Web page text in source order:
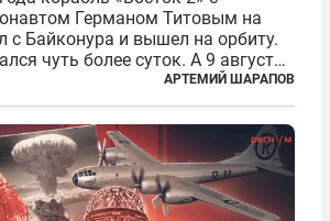
Германом Титовым на
с Байконура и вышел на орбиту.
чуть более суток. А 9 августа
в космосе получил звезду Героя
и орден Ленина. Миссия Титова
несколько...
АРТЕМИЙ ШАРАПОВ